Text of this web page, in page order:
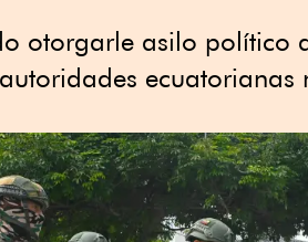
otorgarle asilo político
ecuatorianas